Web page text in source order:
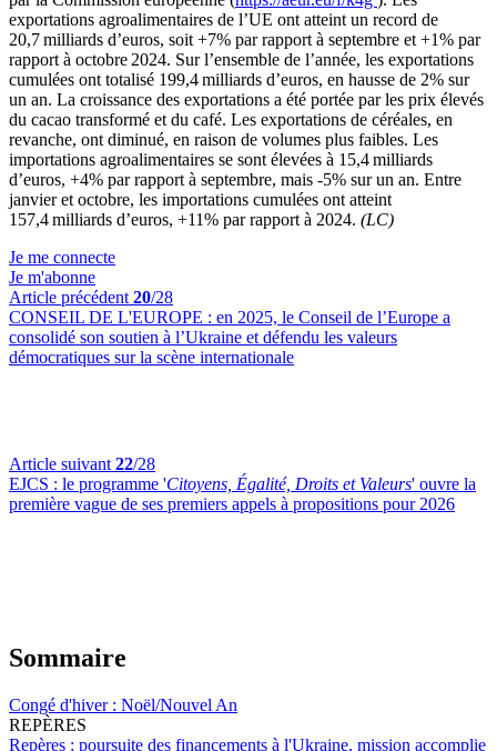
exportations agroalimentaires de l’UE ont atteint un record de
20,7 milliards d’euros, soit +7% par rapport à septembre et +1% par
rapport à octobre 2024. Sur l’ensemble de l’année, les exportations
cumulées ont totalisé 199,4 milliards d’euros, en hausse de 2% sur
un an. La croissance des exportations a été portée par les prix élevés
du cacao transformé et du café. Les exportations de céréales, en
revanche, ont diminué, en raison de volumes plus faibles. Les
importations agroalimentaires se sont élevées à 15,4 milliards
d’euros, +4% par rapport à septembre, mais -5% sur un an. Entre
janvier et octobre, les importations cumulées ont atteint
157,4 milliards d’euros, +11% par rapport à 2024. (LC)
Je me connecte
Je m'abonne
Article précédent 20/28
CONSEIL DE L'EUROPE : en 2025, le Conseil de l’Europe a
consolidé son soutien à l’Ukraine et défendu les valeurs
démocratiques sur la scène internationale
Article suivant 22/28
EJCS : le programme 'Citoyens, Égalité, Droits et Valeurs' ouvre la
première vague de ses premiers appels à propositions pour 2026
Sommaire
Congé d'hiver : Noël/Nouvel An
REPÈRES
Repères : poursuite des financements à l'Ukraine, mission accomplie